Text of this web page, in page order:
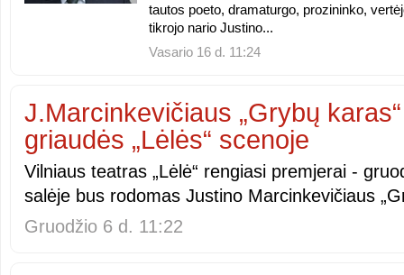
tautos poeto, dramaturgo, prozininko,
tikrojo nario Justino...
Vasario 16 d. 11:24
J.Marcinkevičiaus „Grybų
griaudės „Lėlės“ scenoje
Vilniaus teatras „Lėlė“ rengiasi premjerai -
salėje bus rodomas Justino Marcinkevičiaus
Gruodžio 6 d. 11:22